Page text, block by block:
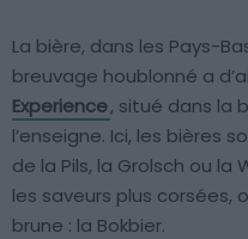
La bière, dans les Pays-
breuvage houblonné a
Experience, situé dans la
l’enseigne. Ici, les bières
de la Pils, la Grolsch ou la
les saveurs plus corsées,
brune : la Bokbier.